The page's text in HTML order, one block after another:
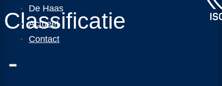
De Haas
Actueel
Contact
Classificatie